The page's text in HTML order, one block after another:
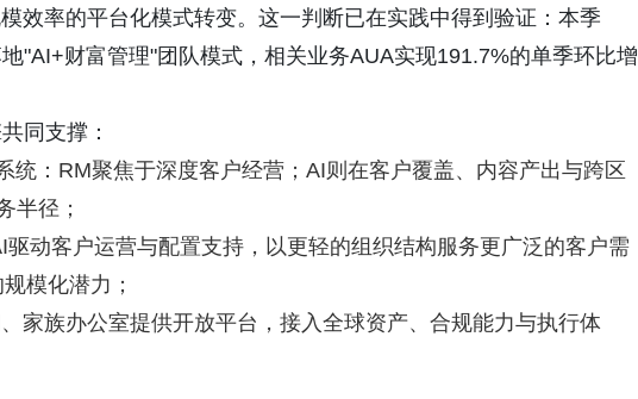
效率的平台化模式转变。这一判断已在实践中得到验证：本季
"AI+财富管理"团队模式，相关业务AUA实现191.7%的单季环比增
同支撑：
统：RM聚焦于深度客户经营；AI则在客户覆盖、内容产出与跨区
半径；
动客户运营与配置支持，以更轻的组织结构服务更广泛的客户需
模化潜力；
家族办公室提供开放平台，接入全球资产、合规能力与执行体